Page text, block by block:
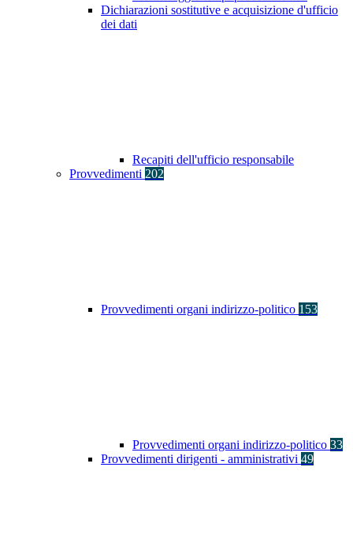
Dichiarazioni sostitutive e acquisizione d'ufficio
dei dati
Recapiti dell'ufficio responsabile
Provvedimenti 202
Provvedimenti organi indirizzo-politico 153
Provvedimenti organi indirizzo-politico 33
Provvedimenti dirigenti - amministrativi 49